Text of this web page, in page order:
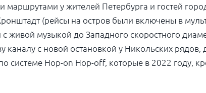
у жителей Петербурга и гостей
(рейсы на остров были включены в
живой музыкой до Западного скоростного
каналу с новой остановкой у Никольских
системе Hop-on Hop-off, которые в 2022 году,